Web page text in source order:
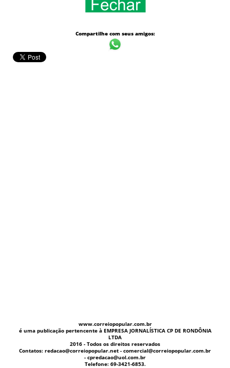
Compartilhe com seus amigos:
www.correiopopular.com.br
é uma publicação pertencente à EMPRESA JORNALÍSTICA CP DE RONDÔNIA
LTDA
2016 - Todos os direitos reservados
Contatos: redacao@correiopopular.net - comercial@correiopopular.com.br
- cpredacao@uol.com.br
Telefone: 69-3421-6853.